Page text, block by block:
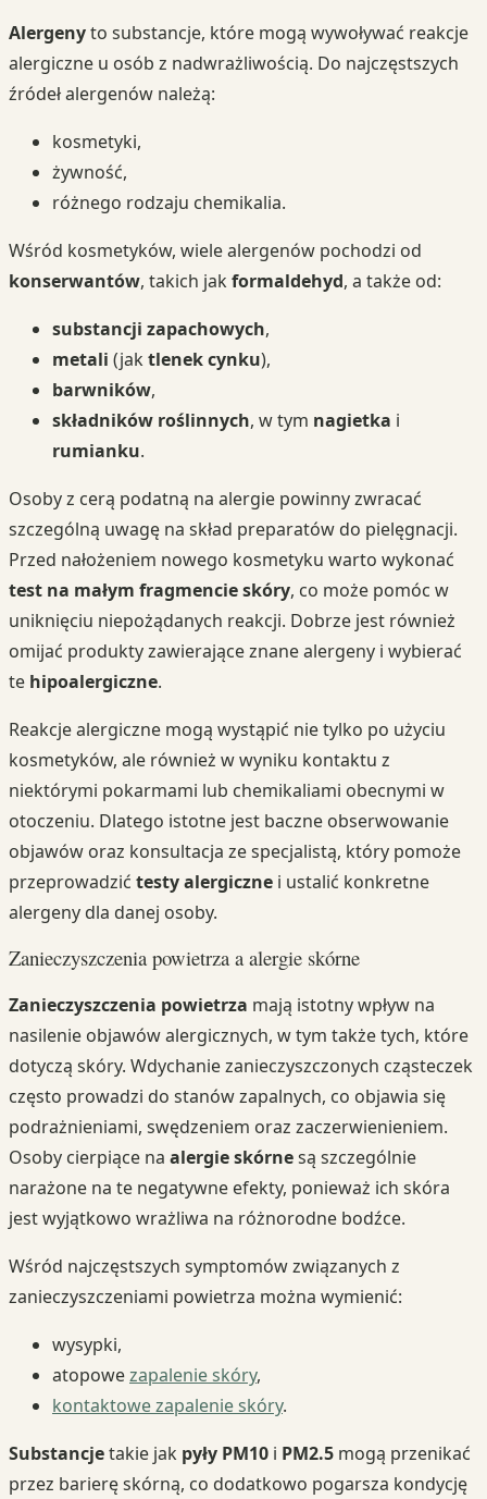
Alergenyto substancje, które mogą wywoływać reakcje
alergiczne u osób z nadwrażliwością. Do najczęstszych
źródeł alergenów należą:
kosmetyki,
żywność,
różnego rodzaju chemikalia.
Wśród kosmetyków, wiele alergenów pochodzi od
konserwantów, takich jak formaldehyd, a także od:
substancji zapachowych,
metali (jak tlenek cynku),
barwników,
składników roślinnych, w tym nagietka i
rumianku.
Osoby z cerą podatną na alergie powinny zwracać
szczególną uwagę na skład preparatów do pielęgnacji.
Przed nałożeniem nowego kosmetyku warto wykonać
test na małym fragmencie skóry, co może pomóc w
uniknięciu niepożądanych reakcji. Dobrze jest również
omijać produkty zawierające znane alergeny i wybierać
te hipoalergiczne.
Reakcje alergiczne mogą wystąpić nie tylko po użyciu
kosmetyków, ale również w wyniku kontaktu z
niektórymi pokarmami lub chemikaliami obecnymi w
otoczeniu. Dlatego istotne jest baczne obserwowanie
objawów oraz konsultacja ze specjalistą, który pomoże
przeprowadzić testy alergiczne i ustalić konkretne
alergeny dla danej osoby.
Zanieczyszczenia powietrza a alergie skórne
Zanieczyszczenia powietrza mają istotny wpływ na
nasilenie objawów alergicznych, w tym także tych, które
dotyczą skóry. Wdychanie zanieczyszczonych cząsteczek
często prowadzi do stanów zapalnych, co objawia się
podrażnieniami, swędzeniem oraz zaczerwienieniem.
Osoby cierpiące na alergie skórnesą szczególnie
narażone na te negatywne efekty, ponieważ ich skóra
jest wyjątkowo wrażliwa na różnorodne bodźce.
Wśród najczęstszych symptomów związanych z
zanieczyszczeniami powietrza można wymienić:
wysypki,
atopowezapalenie skóry,
kontaktowe zapalenie skóry.
Substancjetakie jak pyły PM10 i PM2.5 mogą przenikać
przez barierę skórną, co dodatkowo pogarsza kondycję